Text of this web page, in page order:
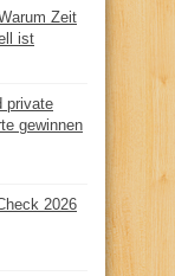
Zeit
ist
private
gewinnen
2026